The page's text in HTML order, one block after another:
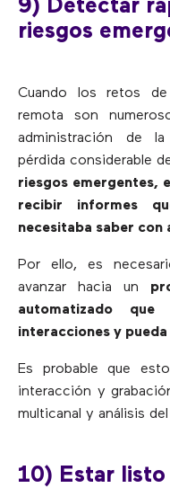
9) Detectar
riesgos
Cuando los retos de
remota son
administración de
pérdida considerable
riesgos emergentes,
recibir informes
necesitaba saber con
Por ello, es
avanzar hacia un
automatizado
interacciones y
Es probable que
interacción y
multicanal y análisis del
10) Estar